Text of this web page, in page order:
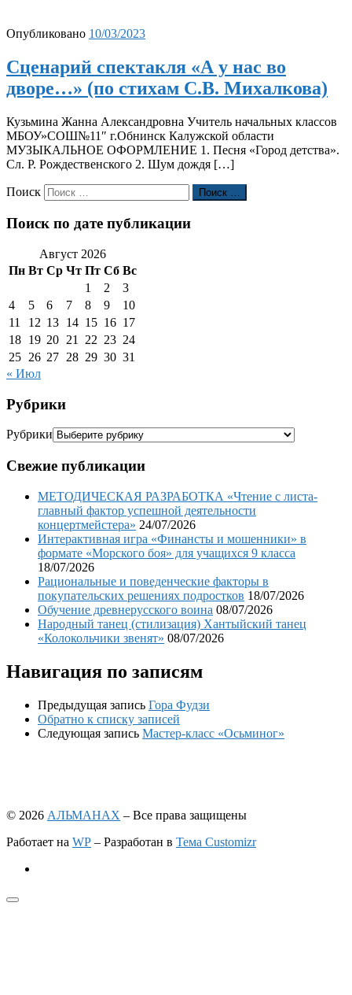
Опубликовано 10/03/2023
Сценарий спектакля «А у нас во
дворе…» (по стихам С.В. Михалкова)
Кузьмина Жанна Александровна Учитель начальных классов
МБОУ»СОШ№11″ г.Обнинск Калужской области
МУЗЫКАЛЬНОЕ ОФОРМЛЕНИЕ 1. Песня «Город детства».
Сл. Р. Рождественского 2. Шум дождя […]
Поиск Поиск …
Поиск по дате публикации
Август 2026
Пн Вт Ср Чт Пт Сб Вс
1
2
3
4
5 6 7 8 9
10
11
12 13 14 15 16 17
18 19 20 21 22 23 24
25 26 27 28 29 30 31
« Июл
Рубрики
Рубрики
Свежие публикации
МЕТОДИЧЕСКАЯ РАЗРАБОТКА «Чтение с листа-
главный фактор успешной деятельности
концертмейстера» 24/07/2026
Интерактивная игра «Финансты и мошенники» в
формате «Морского боя» для учащихся 9 класса
18/07/2026
Рациональные и поведенческие факторы в
покупательских решениях подростков 18/07/2026
Обучение древнерусского воина 08/07/2026
Народный танец (стилизация) Хантыйский танец
«Колокольчики звенят» 08/07/2026
Навигация по записям
Предыдущая запись Гора Фудзи
Обратно к списку записей
Следующая запись Мастер-класс «Осьминог»
© 2026 АЛЬМАНАХ – Все права защищены
Работает на WP – Разработан в Тема Customizr